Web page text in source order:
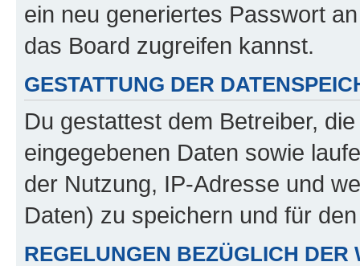
ein neu generiertes Passwort
das Board zugreifen kannst.
GESTATTUNG DER
Du gestattest dem Betreiber,
eingegebenen Daten sowie
der Nutzung, IP-Adresse und
Daten) zu speichern und für
REGELUNGEN BEZÜGLICH DER